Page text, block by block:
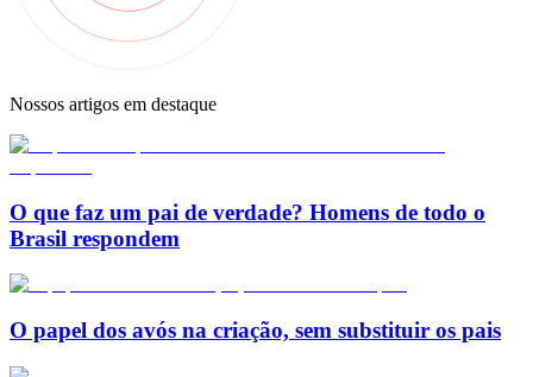
Nossos artigos em destaque
O que faz um pai de verdade? Homens de todo o
Brasil respondem
O papel dos avós na criação, sem substituir os pais